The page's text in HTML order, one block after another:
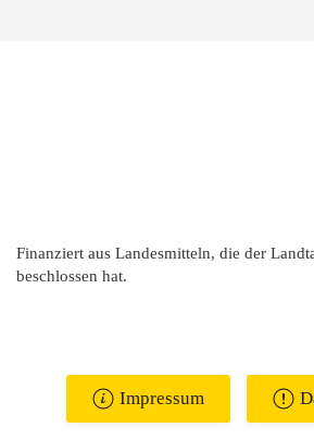
Finanziert aus Landesmitteln, die der
beschlossen hat.
Impressum